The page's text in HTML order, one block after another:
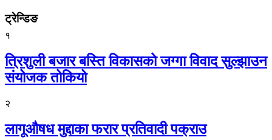
ट्रेन्डिङ
१
त्रिशुली बजार बस्ति विकासको जग्गा विवाद सुल्झाउन
संयोजक तोकियो
२
लागूऔषध मुद्दाका फरार प्रतिवादी पक्राउ